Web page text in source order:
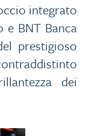
integrato
e BNT Banca
prestigioso
dei